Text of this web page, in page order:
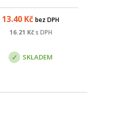
vnitřního prostředí.
Název; Hodnota;
13.40 Kč bez DPH
16.21 Kč s DPH
SKLADEM